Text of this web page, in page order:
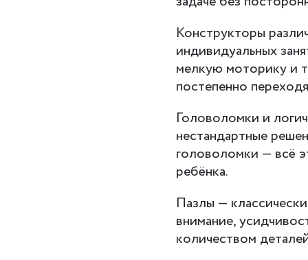
Конструкторы
индивидуальных
мелкую моторику и
постепенно
Головоломки и
нестандартные
головоломки — всё
ребёнка.
Пазлы —
внимание,
количеством